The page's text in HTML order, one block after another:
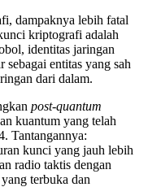
dampaknya lebih fatal
kriptografi adalah
identitas jaringan
entitas yang sah
dari dalam.
post-quantum
kuantum yang telah
Tantangannya:
kunci yang jauh lebih
radio taktis dengan
terbuka dan